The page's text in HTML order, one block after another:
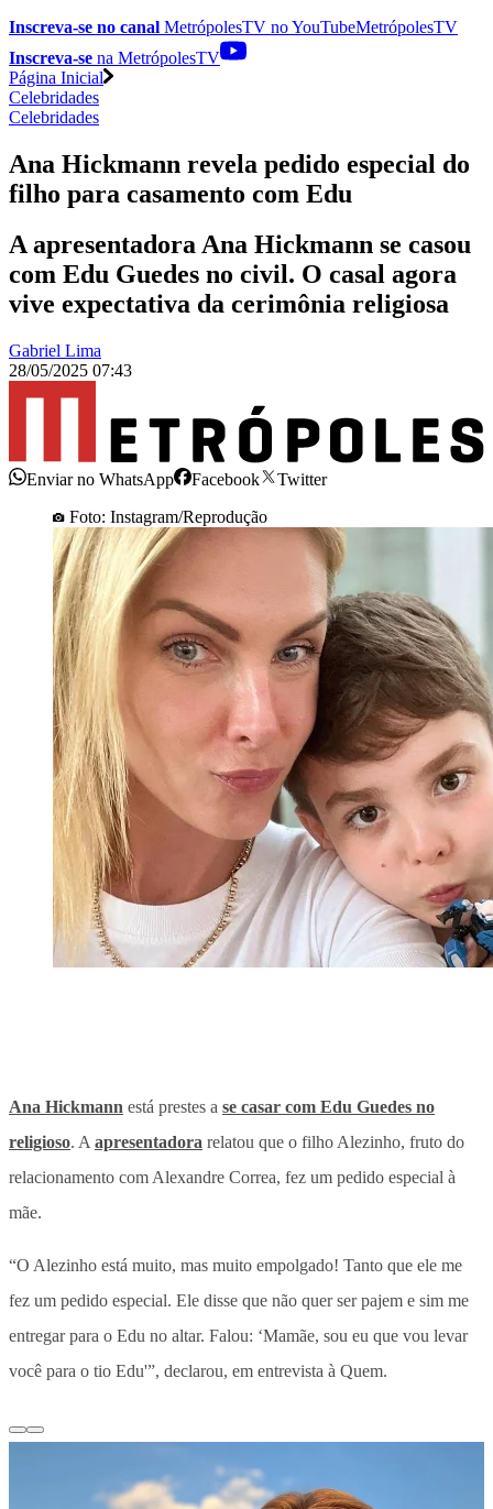
Inscreva-se no canal MetrópolesTV noYouTubeMetrópolesTV
Inscreva-se na MetrópolesTV
Página Inicial
Celebridades
Celebridades
Ana Hickmann revela pedido especial do
filho para casamento com Edu
A apresentadora Ana Hickmann se casou
com Edu Guedes no civil. O casal agora
vive expectativa da cerimônia religiosa
Gabriel Lima
28/05/2025 07:43
Enviar no WhatsApp Facebook
Twitter
Foto: Instagram/Reprodução
Ana Hickmann está prestes a se casar com Edu Guedes no
religioso. A apresentadora relatou que o filho Alezinho, fruto do
relacionamento com Alexandre Correa, fez um pedido especial à
mãe.
“O Alezinho está muito, mas muito empolgado! Tanto que ele me
fez um pedido especial. Ele disse que não quer ser pajem e sim me
entregar para o Edu no altar. Falou: ‘Mamãe, sou eu que vou levar
você para o tio Edu'”, declarou, em entrevista à Quem.